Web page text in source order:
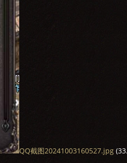
QQ截图20241003160527.jpg